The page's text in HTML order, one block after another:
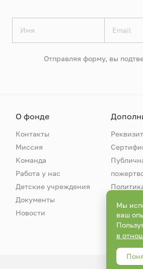
Отправляя форму, вы
О фонде
Контакты
Миссия
Команда
Работа у нас
Детские учреждения
Документы
Новости
Мы
ваш
в